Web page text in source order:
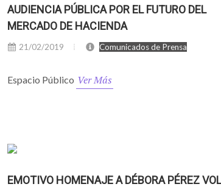
AUDIENCIA PÚBLICA POR EL FUTURO DEL
MERCADO DE HACIENDA
21/02/2019 Comunicados de Prensa
Espacio Público Ver Más
EMOTIVO HOMENAJE A DÉBORA PÉREZ